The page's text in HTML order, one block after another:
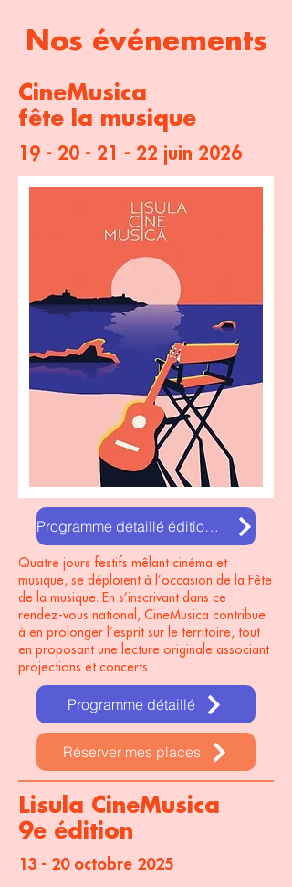
Nos événements
CineMusica
fête la musique
19 - 20 - 21 - 22 juin 2026
Programme détaillé édition 2025
Quatre jours festifs mêlant cinéma et
musique, se déploient à l’occasion de la Fête
de la musique. En s’inscrivant dans ce
rendez-vous national, CineMusica contribue
à en prolonger l’esprit sur le territoire, tout
en proposant une lecture originale associant
projections et concerts.
Programme détaillé
Réserver mes places
Lisula CineMusica
9e édition
13 - 20 octobre 2025